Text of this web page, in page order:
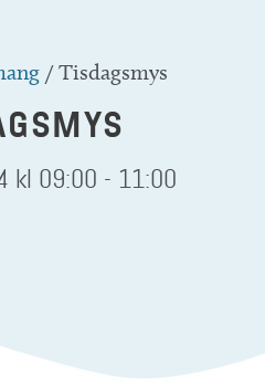
/Tisdagsmys
kl 09:00 - 11:00